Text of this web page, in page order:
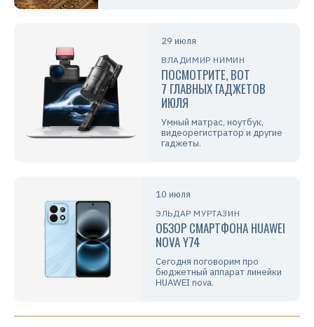
29 июля
ВЛАДИМИР НИМИН
ПОСМОТРИТЕ, ВОТ
7 ГЛАВНЫХ ГАДЖЕТОВ
ИЮЛЯ
Умный матрас, ноутбук,
видеорегистратор и другие
гаджеты.
10 июля
ЭЛЬДАР МУРТАЗИН
ОБЗОР СМАРТФОНА HUAWEI
NOVA Y74
Сегодня поговорим про
бюджетный аппарат линейки
HUAWEI nova.